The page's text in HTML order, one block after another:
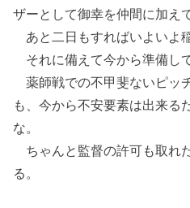
ザーとして御幸を仲間に加え
あと二日もすればいよいよ
それに備えて今から準備し
薬師戦での不甲斐ないピッ
も、今から不安要素は出来る
な。
ちゃんと監督の許可も取れ
る。